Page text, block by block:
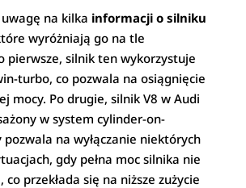
na kilka informacji o silniku
wyróżniają go na tle
pierwsze, silnik ten wykorzystuje
turbo, co pozwala na osiągnięcie
mocy. Po drugie, silnik V8 w Audi
w system cylinder-on-
na wyłączanie niektórych
gdy pełna moc silnika nie
przekłada się na niższe zużycie